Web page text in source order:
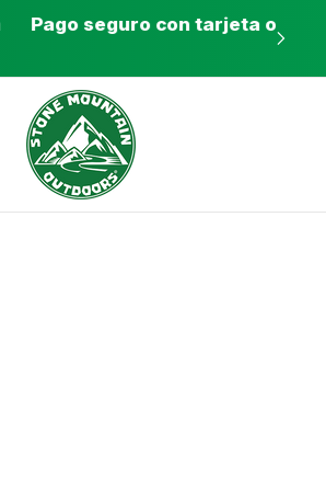
con tarjeta o SINPE móvil
con Correos de Costa